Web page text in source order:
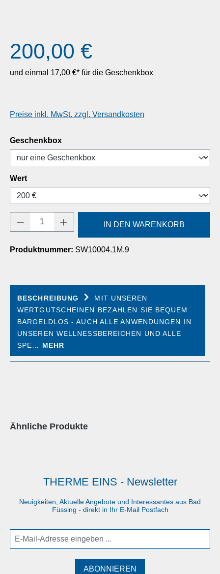
Regulärer Preis:
200,00 €
und einmal 17,00 €* für die Geschenkbox
Preise inkl. MwSt. zzgl. Versandkosten
Geschenkboxauswählen
Wertauswählen
Produkt Anzahl: Gib den gewünschten
IN DEN WARENKORB
Produktnummer: SW10004.1M.9
BESCHREIBUNG
MIT UNSEREN
WERTGUTSCHEINEN BEZAHLEN SIE BEQUEM
BARGELDLOS - AUCH ALLE ANWENDUNGEN IN
UNSEREN WELLNESSBEREICHEN UND ALLE
SPE… MEHR
Produktgalerie überspringen
Ähnliche Produkte
THERME EINS - Newsletter
Neuigkeiten, Aktuelle Angebote und Interessantes aus Bad
Füssing - direkt in Ihr E-Mail Postfach
ABONNIEREN